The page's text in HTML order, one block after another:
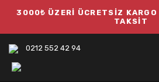
3000₺ ÜZERİ ÜCRETSİZ KARGO
TAKSİT
0212 552 42 94